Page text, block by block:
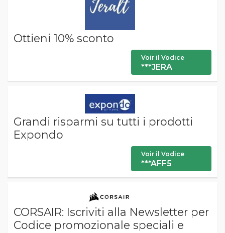
Ottieni 10% sconto
Voir il Vodice
***JERA
Grandi risparmi su tutti i prodotti
Expondo
Voir il Vodice
***AFF5
CORSAIR: Iscriviti alla Newsletter per
Codice promozionale speciali e